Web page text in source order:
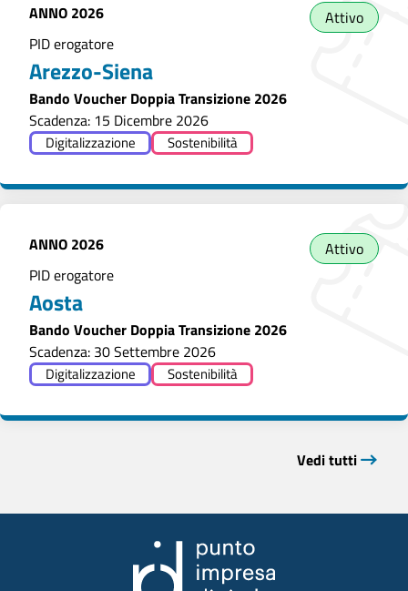
ANNO 2026
Attivo
PID erogatore
Arezzo-Siena
Bando Voucher Doppia Transizione 2026
Scadenza: 15 Dicembre 2026
Digitalizzazione Sostenibilità
ANNO 2026
Attivo
PID erogatore
Aosta
Bando Voucher Doppia Transizione 2026
Scadenza: 30 Settembre 2026
Digitalizzazione Sostenibilità
Vedi tutti